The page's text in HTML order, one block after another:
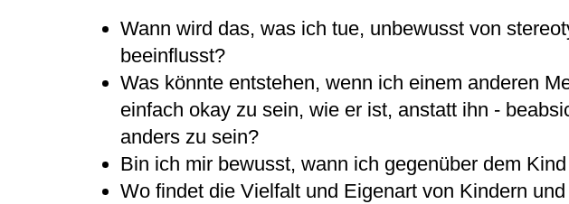
Wann wird das, was ich tue, unbewusst von
beeinflusst?
Was könnte entstehen, wenn ich einem anderen
einfach okay zu sein, wie er ist, anstatt ihn -
anders zu sein?
Bin ich mir bewusst, wann ich gegenüber dem
Wo findet die Vielfalt und Eigenart von Kindern